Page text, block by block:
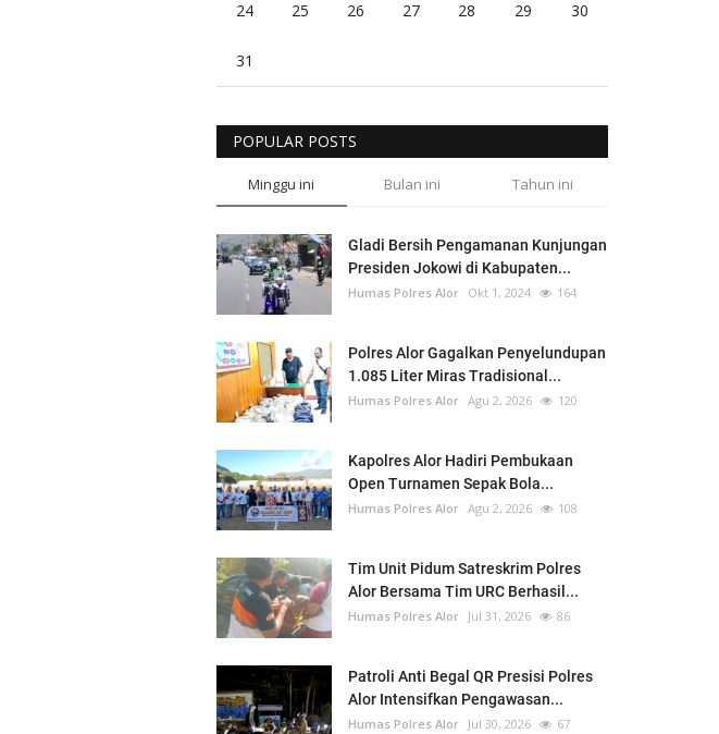
24 25 26 27 28 29 30
31
POPULAR POSTS
Minggu ini Bulan ini Tahun ini
Gladi Bersih Pengamanan Kunjungan
Presiden Jokowi di Kabupaten...
Humas Polres Alor Okt 1, 2024 164
Polres Alor Gagalkan Penyelundupan
1.085 Liter Miras Tradisional...
Humas Polres Alor Agu 2, 2026 120
Kapolres Alor Hadiri Pembukaan
Open Turnamen Sepak Bola...
Humas Polres Alor Agu 2, 2026 108
Tim Unit Pidum Satreskrim Polres
Alor Bersama Tim URC Berhasil...
Humas Polres Alor Jul 31, 2026 86
Patroli Anti Begal QR Presisi Polres
Alor Intensifkan Pengawasan...
Humas Polres Alor Jul 30, 2026 67